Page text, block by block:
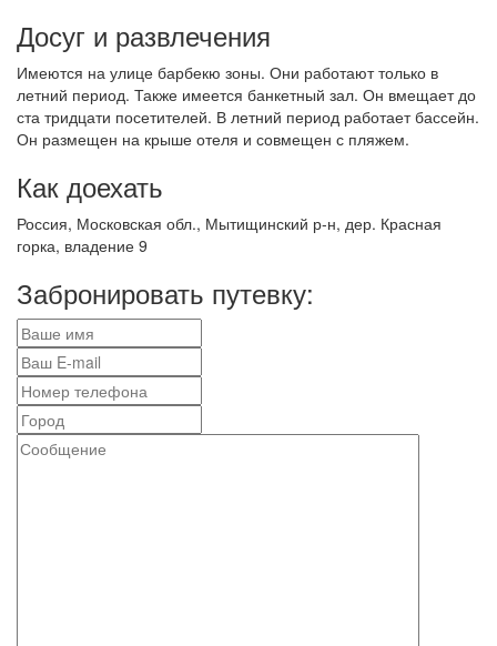
Досуг и развлечения
Имеются на улице барбекю зоны. Они работают только в
летний период. Также имеется банкетный зал. Он вмещает до
ста тридцати посетителей. В летний период работает бассейн.
Он размещен на крыше отеля и совмещен с пляжем.
Как доехать
Россия, Московская обл., Мытищинский р-н, дер. Красная
горка, владение 9
Забронировать путевку: